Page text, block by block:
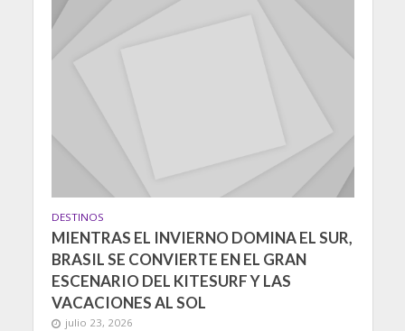
DESTINOS
MIENTRAS EL INVIERNO DOMINA EL SUR,
BRASIL SE CONVIERTE EN EL GRAN
ESCENARIO DEL KITESURF Y LAS
VACACIONES AL SOL
julio 23, 2026